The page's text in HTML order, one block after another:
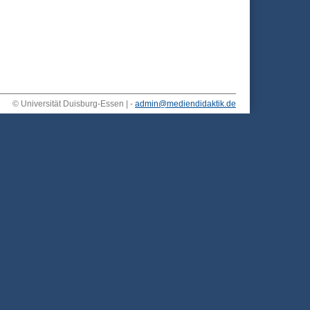
© Universität Duisburg-Essen | - admin@mediendidaktik.de